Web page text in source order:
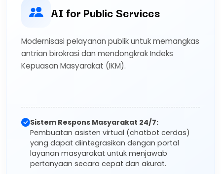
AI for Public Services
Modernisasi pelayanan publik untuk memangkas
antrian birokrasi dan mendongkrak Indeks
Kepuasan Masyarakat (IKM).
Sistem Respons Masyarakat 24/7:
Pembuatan asisten virtual (chatbot cerdas)
yang dapat diintegrasikan dengan portal
layanan masyarakat untuk menjawab
pertanyaan secara cepat dan akurat.